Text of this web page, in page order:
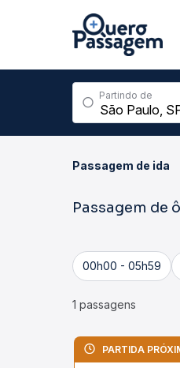
Partindo de
Passagem de ida
Passagem de
00h00 - 05h59
1 passagens
PARTIDA